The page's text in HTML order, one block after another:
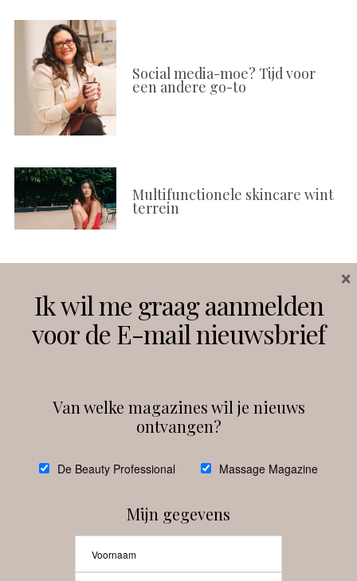
Social media-moe? Tijd voor
een andere go-to
Multifunctionele skincare wint
terrein
Instagram Facebook
debeautyprofessional
Ik wil me graag aanmelden
voor de E-mail nieuwsbrief
Van welke magazines wil je nieuws
ontvangen?
De Beauty Professional Massage Magazine
Mijn gegevens
×